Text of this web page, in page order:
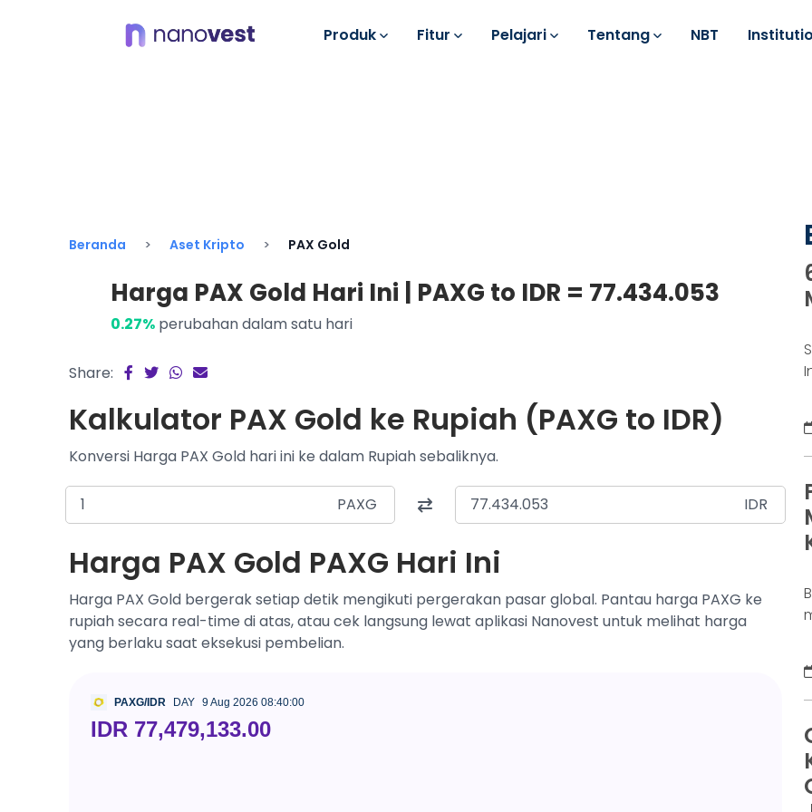
Produk Fitur Pelajari Tentang NBT
Beranda Aset Kripto PAX Gold
Harga PAX Gold Hari Ini | PAXG to IDR = 77.434.053
0.27% perubahan dalam satu hari
Share:
Kalkulator PAX Gold ke Rupiah (PAXG to IDR)
Konversi Harga PAX Gold hari ini ke dalam Rupiah sebaliknya.
PAXG IDR
Harga PAX Gold PAXG Hari Ini
Harga PAX Gold bergerak setiap detik mengikuti pergerakan pasar global. Pantau harga PAXG ke
rupiah secara real-time di atas, atau cek langsung lewat aplikasi Nanovest untuk melihat harga
yang berlaku saat eksekusi pembelian.
PAXG/IDR DAY 9 Aug 2026 08:40:00
IDR 77,479,133.00